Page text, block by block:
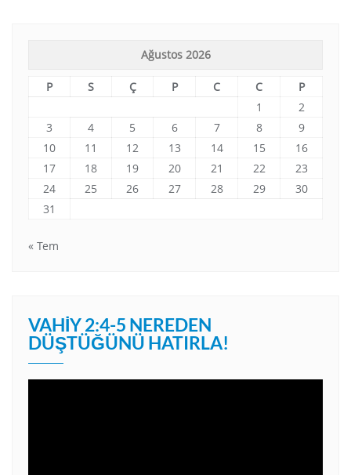
Ağustos 2026
P S Ç P C C
P
1
2
3
4 5 6 7 8
9
10
11 12 13 14 15
16
17
18 19 20 21 22
23
24
25 26 27 28 29
30
31
« Tem
VAHIY 2:4-5 NEREDEN
DÜŞTÜĞÜNÜ HATIRLA!